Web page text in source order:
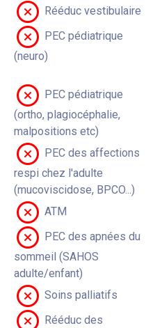
Rééduc vestibulaire
PEC pédiatrique
(neuro)
PEC pédiatrique
(ortho, plagiocéphalie,
malpositions etc)
PEC des affections
respi chez l'adulte
(mucoviscidose, BPCO...)
ATM
PEC des apnées du
sommeil (SAHOS
adulte/enfant)
Soins palliatifs
Rééduc des